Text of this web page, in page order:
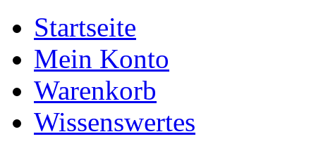
Startseite
Mein Konto
Warenkorb
Wissenswertes